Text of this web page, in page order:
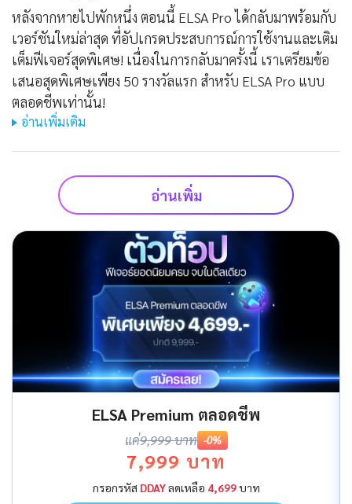
หลังจากหายไปพักหนึ่ง ตอนนี้ ELSA Pro ได้กลับมาพร้อมกับ
เวอร์ชันใหม่ล่าสุด ที่อัปเกรดประสบการณ์การใช้งานและเติม
เต็มฟีเจอร์สุดพิเศษ! เนื่องในการกลับมาครั้งนี้ เราเตรียมข้อ
เสนอสุดพิเศษเพียง 50 รางวัลแรก สำหรับ ELSA Pro แบบ
ตลอดชีพเท่านั้น!
อ่านเพิ่มเติม
อ่านเพิ่ม
ELSA Premium ตลอดชีพ
แค่9,999 บาท -0%
7,999 บาท
กรอกรหัส DDAYลดเหลือ 4,699บาท